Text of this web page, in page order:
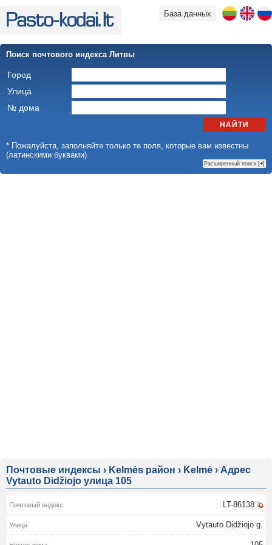
База данных
Поиск почтового индекса Литвы
Город
Улица
№ дома
НАЙТИ
* Пожалуйста, заполняйте только те поля, которые вам известны
(латинскими буквами)
Расширенный поиск [+]
Почтовые индексы › Kelmės район › Kelmė › Адрес
Vytauto Didžiojo улица 105
LT-86138
Vytauto Didžiojo g.